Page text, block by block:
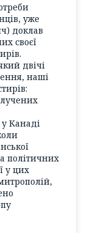
уже
доклав
своєї
двічі
наші
Канаді
політичних
у цих